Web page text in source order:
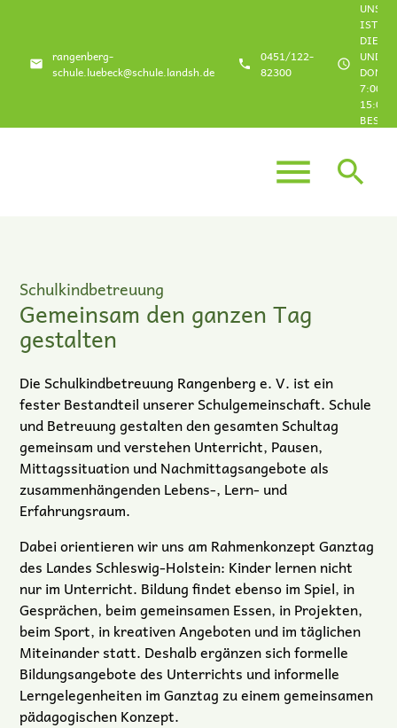
email
rangenberg-
schule.luebeck@schule.landsh.de
phone
0451/122-
82300
schedule
IST
UND
7:00
15:00
menu search
Suchbegriffe
Schulkindbetreuung
Gemeinsam den ganzen Tag
gestalten
Die Schulkindbetreuung Rangenberg e. V. ist ein
fester Bestandteil unserer Schulgemeinschaft. Schule
und Betreuung gestalten den gesamten Schultag
gemeinsam und verstehen Unterricht, Pausen,
Mittagssituation und Nachmittagsangebote als
zusammenhängenden Lebens-, Lern- und
Erfahrungsraum.
Dabei orientieren wir uns am Rahmenkonzept Ganztag
des Landes Schleswig-Holstein: Kinder lernen nicht
nur im Unterricht. Bildung findet ebenso im Spiel, in
Gesprächen, beim gemeinsamen Essen, in Projekten,
beim Sport, in kreativen Angeboten und im täglichen
Miteinander statt. Deshalb ergänzen sich formelle
Bildungsangebote des Unterrichts und informelle
Lerngelegenheiten im Ganztag zu einem gemeinsamen
pädagogischen Konzept.